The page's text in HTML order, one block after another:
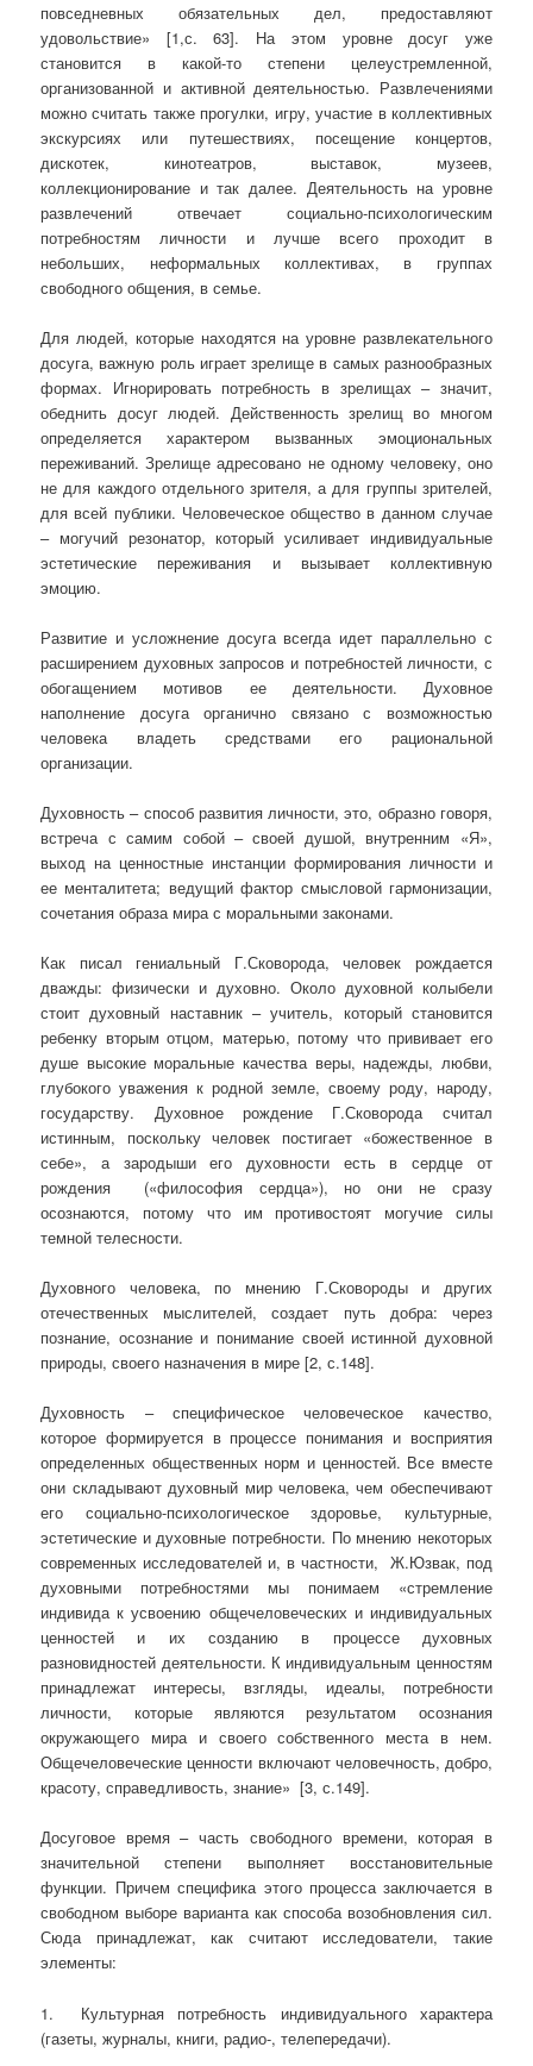
повседневных обязательных дел, предоставляют
удовольствие» [1,с. 63]. На этом уровне досуг уже
становится в какой-то степени целеустремленной,
организованной и активной деятельностью. Развлечениями
можно считать также прогулки, игру, участие в коллективных
экскурсиях или путешествиях, посещение концертов,
дискотек, кинотеатров, выставок, музеев,
коллекционирование и так далее. Деятельность на уровне
развлечений отвечает социально-психологическим
потребностям личности и лучше всего проходит в
небольших, неформальных коллективах, в группах
свободного общения, в семье.
Для людей, которые находятся на уровне развлекательного
досуга, важную роль играет зрелище в самых разнообразных
формах. Игнорировать потребность в зрелищах – значит,
обеднить досуг людей. Действенность зрелищ во многом
определяется характером вызванных эмоциональных
переживаний. Зрелище адресовано не одному человеку, оно
не для каждого отдельного зрителя, а для группы зрителей,
для всей публики. Человеческое общество в данном случае
– могучий резонатор, который усиливает индивидуальные
эстетические переживания и вызывает коллективную
эмоцию.
Развитие и усложнение досуга всегда идет параллельно с
расширением духовных запросов и потребностей личности, с
обогащением мотивов ее деятельности. Духовное
наполнение досуга органично связано с возможностью
человека владеть средствами его рациональной
организации.
Духовность – способ развития личности, это, образно говоря,
встреча с самим собой – своей душой, внутренним «Я»,
выход на ценностные инстанции формирования личности и
ее менталитета; ведущий фактор смысловой гармонизации,
сочетания образа мира с моральными законами.
Как писал гениальный Г.Сковорода, человек рождается
дважды: физически и духовно. Около духовной колыбели
стоит духовный наставник – учитель, который становится
ребенку вторым отцом, матерью, потому что прививает его
душе высокие моральные качества веры, надежды, любви,
глубокого уважения к родной земле, своему роду, народу,
государству. Духовное рождение Г.Сковорода считал
истинным, поскольку человек постигает «божественное в
себе», а зародыши его духовности есть в сердце от
рождения («философия сердца»), но они не сразу
осознаются, потому что им противостоят могучие силы
темной телесности.
Духовного человека, по мнению Г.Сковороды и других
отечественных мыслителей, создает путь добра: через
познание, осознание и понимание своей истинной духовной
природы, своего назначения в мире [2, с.148].
Духовность – специфическое человеческое качество,
которое формируется в процессе понимания и восприятия
определенных общественных норм и ценностей. Все вместе
они складывают духовный мир человека, чем обеспечивают
его социально-психологическое здоровье, культурные,
эстетические и духовные потребности. По мнению некоторых
современных исследователей и, в частности, Ж.Юзвак, под
духовными потребностями мы понимаем «стремление
индивида к усвоению общечеловеческих и индивидуальных
ценностей и их созданию в процессе духовных
разновидностей деятельности. К индивидуальным ценностям
принадлежат интересы, взгляды, идеалы, потребности
личности, которые являются результатом осознания
окружающего мира и своего собственного места в нем.
Общечеловеческие ценности включают человечность, добро,
красоту, справедливость, знание» [3, с.149].
Досуговое время – часть свободного времени, которая в
значительной степени выполняет восстановительные
функции. Причем специфика этого процесса заключается в
свободном выборе варианта как способа возобновления сил.
Сюда принадлежат, как считают исследователи, такие
элементы:
1. Культурная потребность индивидуального характера
(газеты, журналы, книги, радио-, телепередачи).